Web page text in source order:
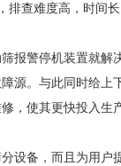
查难度高，时间长
报警停机装置就
源。与此同时给
，使其更快投入生
设备，而且为用